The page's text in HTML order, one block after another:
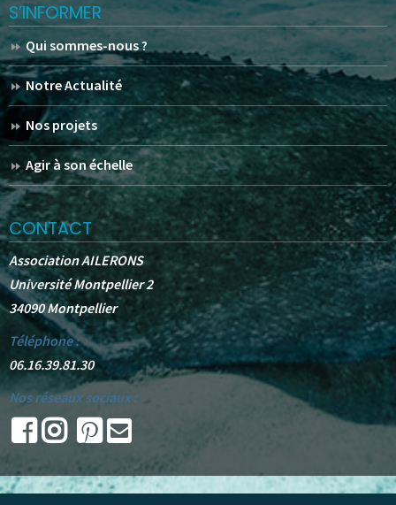
S’INFORMER
Qui sommes-nous ?
Notre Actualité
Nos projets
Agir à son échelle
CONTACT
Association AILERONS
Université Montpellier 2
34090 Montpellier
Téléphone :
06.16.39.81.30
Nos réseaux sociaux :